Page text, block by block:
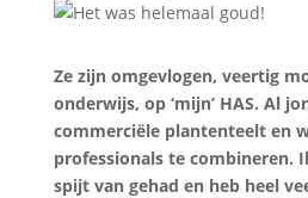
Ze zijn omgevlogen, veertig
onderwijs, op ‘mijn’ HAS. Al
commerciële plantenteelt en
professionals te combineren.
spijt van gehad en heb heel